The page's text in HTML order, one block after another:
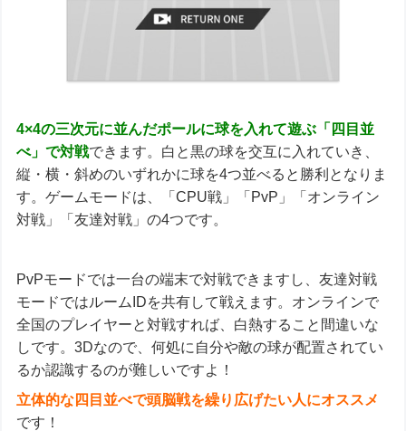
4×4の三次元に並んだポールに球を入れて遊ぶ「四目並
べ」で対戦できます。白と黒の球を交互に入れていき、
縦・横・斜めのいずれかに球を4つ並べると勝利となりま
す。ゲームモードは、「CPU戦」「PvP」「オンライン
対戦」「友達対戦」の4つです。
PvPモードでは一台の端末で対戦できますし、友達対戦
モードではルームIDを共有して戦えます。オンラインで
全国のプレイヤーと対戦すれば、白熱すること間違いな
しです。3Dなので、何処に自分や敵の球が配置されてい
るか認識するのが難しいですよ！
立体的な四目並べで頭脳戦を繰り広げたい人にオススメ
です！